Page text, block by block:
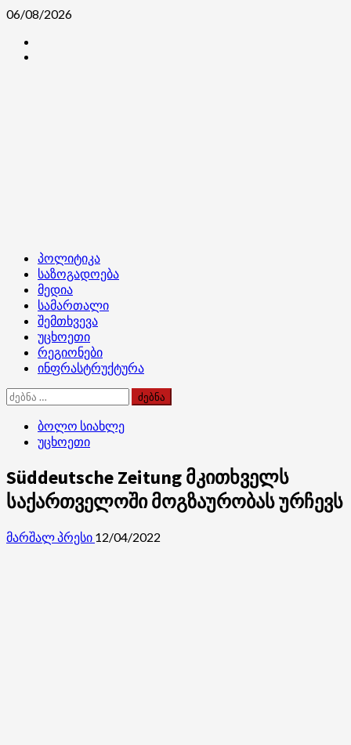
Skip
content
06/08/2026
Primary
Menu
პოლიტიკა
საზოგადოება
მედია
სამართალი
შემთხვევა
უცხოეთი
რეგიონები
ინფრასტრუქტურა
ძებნა:
ბოლო სიახლე
უცხოეთი
Süddeutsche Zeitung მკითხველს
საქართველოში მოგზაურობას ურჩევს
მარშალ პრესი 12/04/2022